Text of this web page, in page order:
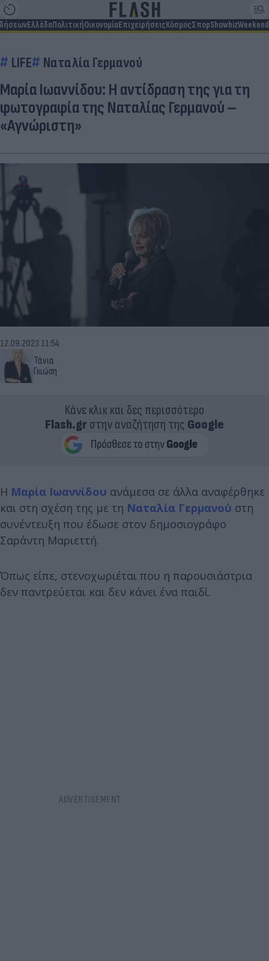
ΕλλάδαΠολιτικήΟικονομίαΕπιχειρήσειςΚόσμοςΣπορShowbizWeekend
LIFE Ναταλία Γερμανού
Μαρία Ιωαννίδου: Η αντίδραση της για τη
φωτογραφία της Ναταλίας Γερμανού –
«Αγνώριστη»
Τάνια
Γκιώση
12.09.2023 11:54
Κάνε κλικ και δες περισσότερο
Flash.grστην αναζήτηση της Google
Η Μαρία Ιωαννίδου ανάμεσα σε άλλα αναφέρθηκε
και στη σχέση της με τη Ναταλία Γερμανού στη
συνέντευξη που έδωσε στον δημοσιογράφο
Σαράντη Μαριεττή.
Όπως είπε, στενοχωριέται που η παρουσιάστρια
δεν παντρεύεται και δεν κάνει ένα παιδί.